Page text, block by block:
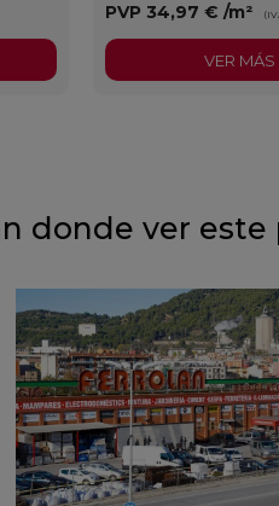
PVP 34,97 € /m²
VER MÁS
donde ver